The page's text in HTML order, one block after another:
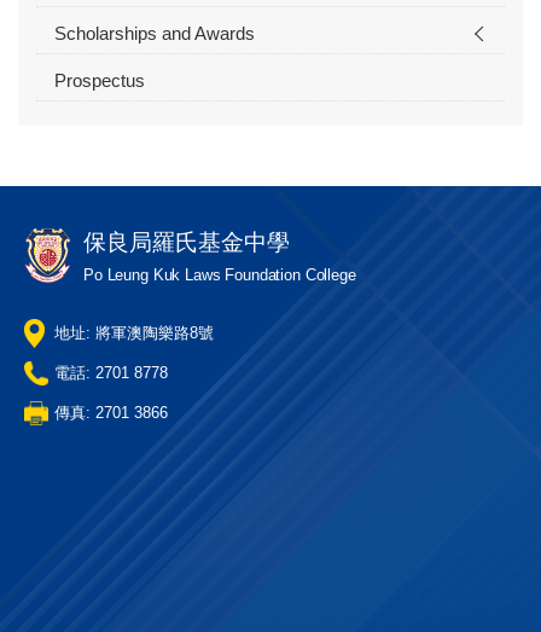
Scholarships and Awards
Prospectus
保良局羅氏基金中學
Po Leung Kuk Laws Foundation College
地址: 將軍澳陶樂路8號
電話: 2701 8778
傳真: 2701 3866